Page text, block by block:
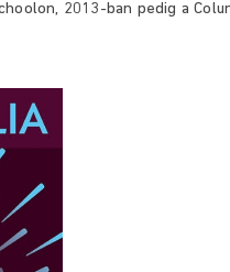
2013-ban pedig a